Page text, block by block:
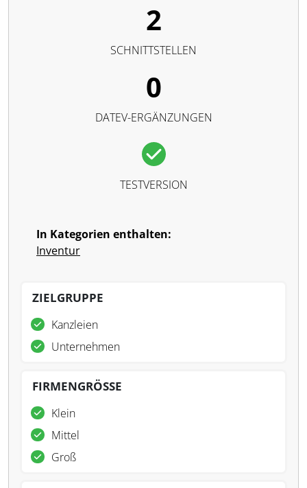
2
SCHNITTSTELLEN
0
DATEV-ERGÄNZUNGEN
TESTVERSION
In Kategorien enthalten:
Inventur
ZIELGRUPPE
Kanzleien
Unternehmen
FIRMENGRÖSSE
Klein
Mittel
Groß